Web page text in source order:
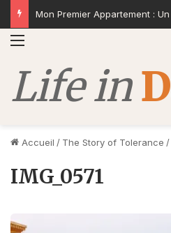
Menu
Accueil / The Story of Tolerance /
IMG_0571